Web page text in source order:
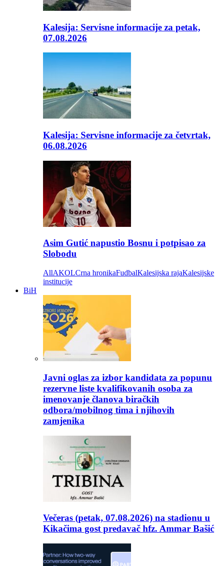
Kalesija: Servisne informacije za petak,
07.08.2026
Kalesija: Servisne informacije za četvrtak,
06.08.2026
Asim Gutić napustio Bosnu i potpisao za
Slobodu
AllAKOLCrna hronikaFudbalKalesijska rajaKalesijske
institucije
BiH
Javni oglas za izbor kandidata za popunu
rezervne liste kvalifikovanih osoba za
imenovanje članova biračkih
odbora/mobilnog tima i njihovih
zamjenika
Večeras (petak, 07.08.2026) na stadionu u
Kikačima gost predavač hfz. Ammar Bašić